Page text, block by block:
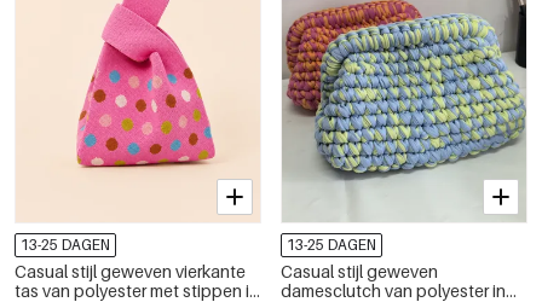
13-25 DAGEN
Casual stijl geweven vierkante
tas van polyester met stippen in
13-25 DAGEN
Casual stijl geweven
damesclutch van polyester in